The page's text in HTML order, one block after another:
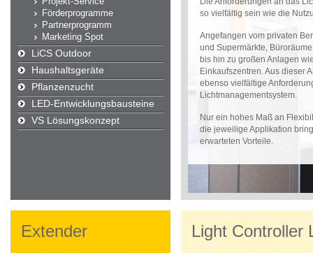
Förderprogramme
Partnerprogramm
Marketing Spot
LiCS Outdoor
Haushaltsgeräte
Pflanzenzucht
LED-Entwicklungsbausteine
VS Lösungskonzept
so vielfältig sein wie die
Angefangen vom privaten
und Supermärkte,
bis hin zu großen Anlagen
Einkaufszentren. Aus dieser
ebenso vielfältige
Lichtmanagementsystem.
Nur ein hohes Maß an
die jeweilige Applikation
erwarteten Vorteile.
Extender Light Controller